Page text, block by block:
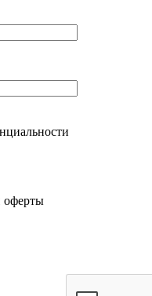
оферты